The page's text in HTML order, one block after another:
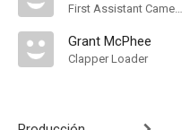
First Assistant Camera
Grant McPhee
Clapper Loader